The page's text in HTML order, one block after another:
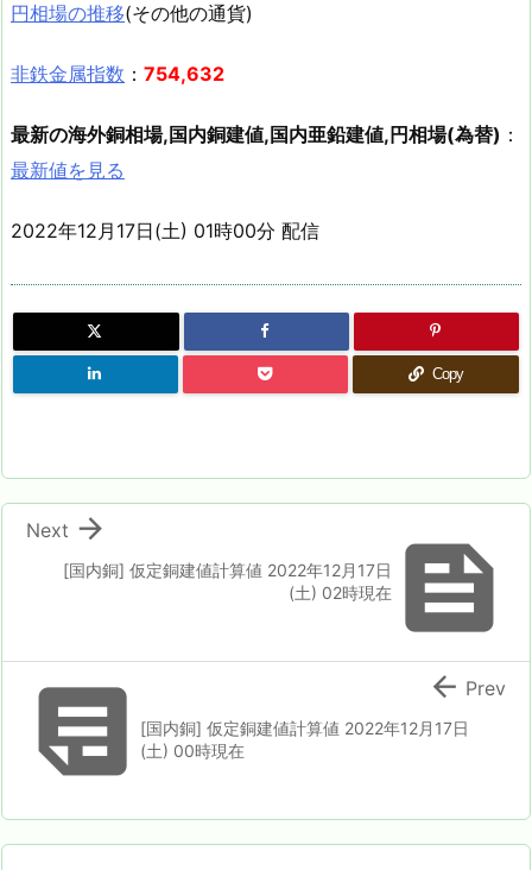
円相場の推移(その他の通貨)
非鉄金属指数 ： 754,632
最新の海外銅相場,国内銅建値,国内亜鉛建値,円相場(為替) ：
最新値を見る
2022年12月17日(土) 01時00分 配信
Copy

[国内銅] 仮定銅建値計算値 2022年12月17日
(土) 02時現在

Next
[国内銅] 仮定銅建値計算値 2022年12月17日
(土) 00時現在
 Prev